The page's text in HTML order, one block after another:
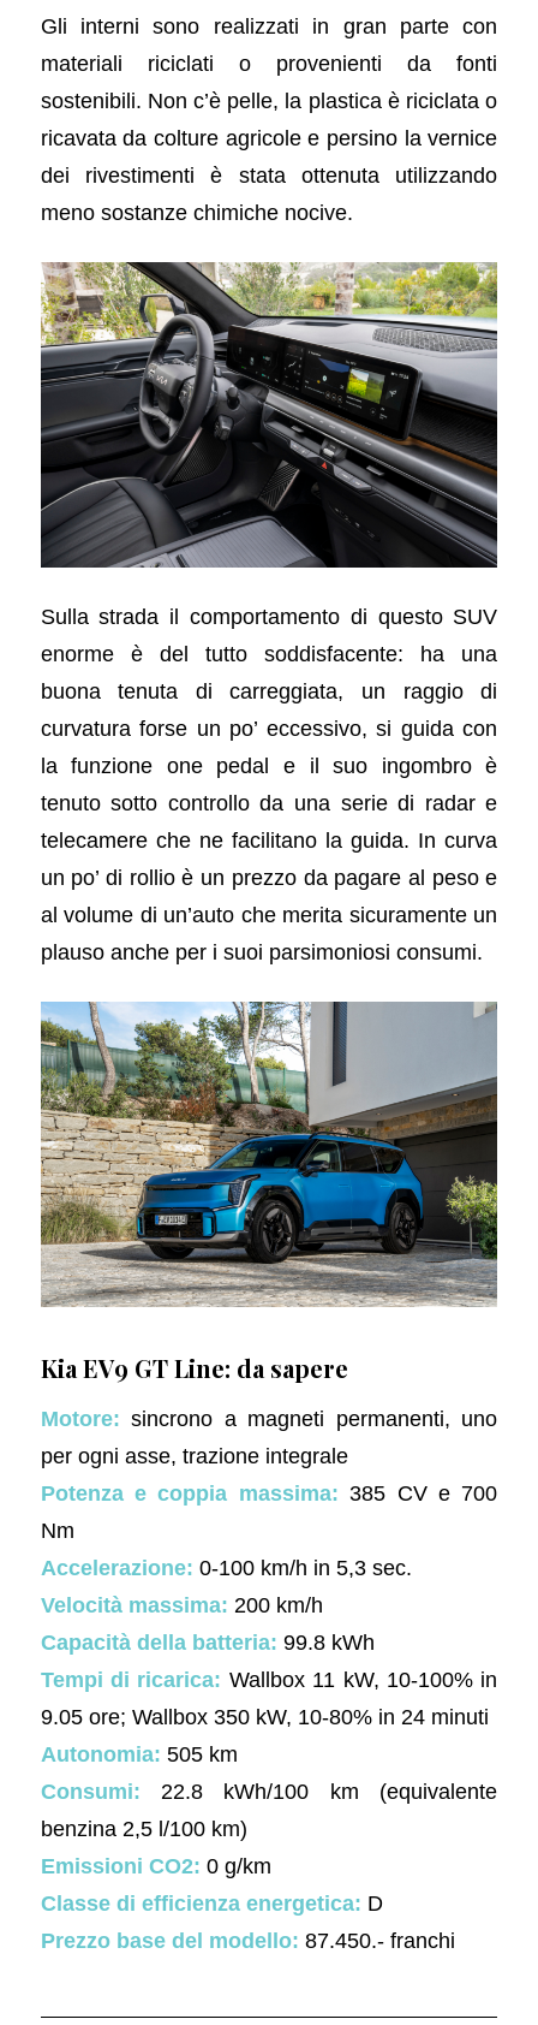
Gli interni sono realizzati in gran parte con
materiali riciclati o provenienti da fonti
sostenibili. Non c’è pelle, la plastica è riciclata o
ricavata da colture agricole e persino la vernice
dei rivestimenti è stata ottenuta utilizzando
meno sostanze chimiche nocive.
Sulla strada il comportamento di questo SUV
enorme è del tutto soddisfacente: ha una
buona tenuta di carreggiata, un raggio di
curvatura forse un po’ eccessivo, si guida con
la funzione one pedal e il suo ingombro è
tenuto sotto controllo da una serie di radar e
telecamere che ne facilitano la guida. In curva
un po’ di rollio è un prezzo da pagare al peso e
al volume di un’auto che merita sicuramente un
plauso anche per i suoi parsimoniosi consumi.
Kia EV9 GT Line: da sapere
Motore: sincrono a magneti permanenti, uno
per ogni asse, trazione integrale
Potenza e coppia massima: 385 CV e 700
Nm
Accelerazione: 0-100 km/h in 5,3 sec.
Velocità massima: 200 km/h
Capacità della batteria: 99.8 kWh
Tempi di ricarica: Wallbox 11 kW, 10-100% in
9.05 ore; Wallbox 350 kW, 10-80% in 24 minuti
Autonomia: 505 km
Consumi: 22.8 kWh/100 km (equivalente
benzina 2,5 l/100 km)
Emissioni CO2: 0 g/km
Classe di efficienza energetica: D
Prezzo base del modello: 87.450.- franchi